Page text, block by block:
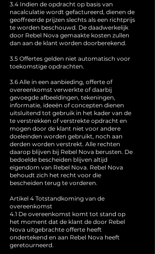
3.4 Indien de opdracht op basis van
nacalculatie wordt gefactureerd, dienen de
geoffreerde prijzen slechts als een richtprijs
te worden beschouwd. De daadwerkelijk
door Rebel Nova gemaakte kosten zullen
dan aan de klant worden doorberekend.
3.5 Offertes gelden niet automatisch voor
toekomstige opdrachten.
3.6 Alle in een aanbieding, offerte of
overeenkomst verwerkte of daarbij
gevoegde afbeeldingen, tekeningen,
informatie, ideeën of concepten dienen
uitsluitend tot gebruik in het kader van de
te verstrekken of verstrekte opdracht en
mogen door de klant niet voor andere
doeleinden worden gebruikt, noch aan
derden worden verstrekt. Alle rechten
daarop blijven bij Rebel Nova berusten. De
bedoelde bescheiden blijven altijd
eigendom van Rebel Nova. Rebel Nova
behoudt zich het recht voor die
bescheiden terug te vorderen.
Artikel 4 Totstandkoming van de
overeenkomst
4.1 De overeenkomst komt tot stand op
het moment dat de klant de door Rebel
Nova uitgebrachte offerte heeft
ondertekend en aan Rebel Nova heeft
geretourneerd.